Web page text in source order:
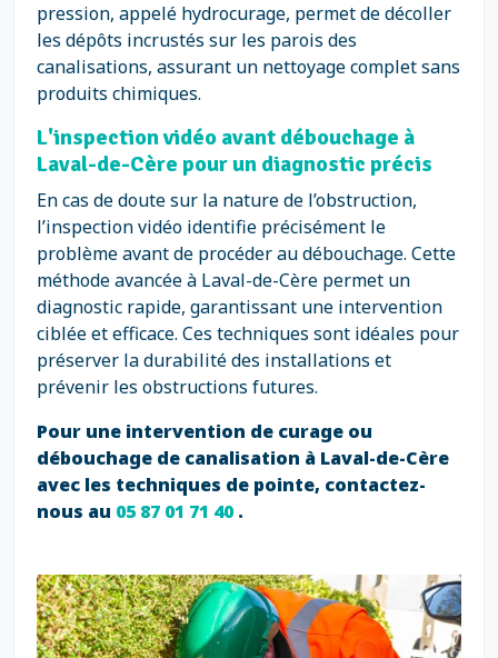
pression, appelé hydrocurage, permet de décoller
les dépôts incrustés sur les parois des
canalisations, assurant un nettoyage complet sans
produits chimiques.
L'inspection vidéo avant débouchage à
Laval-de-Cère pour un diagnostic précis
En cas de doute sur la nature de l’obstruction,
l’inspection vidéo identifie précisément le
problème avant de procéder au débouchage. Cette
méthode avancée à Laval-de-Cère permet un
diagnostic rapide, garantissant une intervention
ciblée et efficace. Ces techniques sont idéales pour
préserver la durabilité des installations et
prévenir les obstructions futures.
Pour une intervention de curage ou
débouchage de canalisation à Laval-de-Cère
avec les techniques de pointe, contactez-
nous au 05 87 01 71 40.